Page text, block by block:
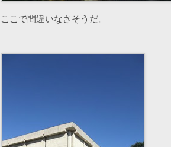
ここで間違いなさそうだ。